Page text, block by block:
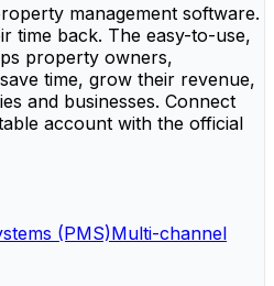
management software.
time back. The easy-to-use,
property owners,
time, grow their revenue,
and businesses. Connect
account with the official
(PMS)Multi-channel